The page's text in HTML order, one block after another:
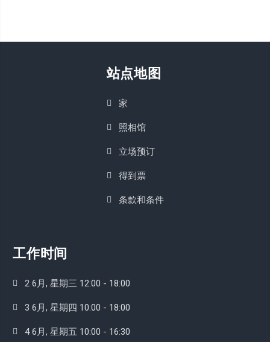
站点地图
家
照相馆
立场预订
得到票
条款和条件
工作时间
2 6月, 星期三 12:00 - 18:00
3 6月, 星期四 10:00 - 18:00
4 6月, 星期五 10:00 - 16:30